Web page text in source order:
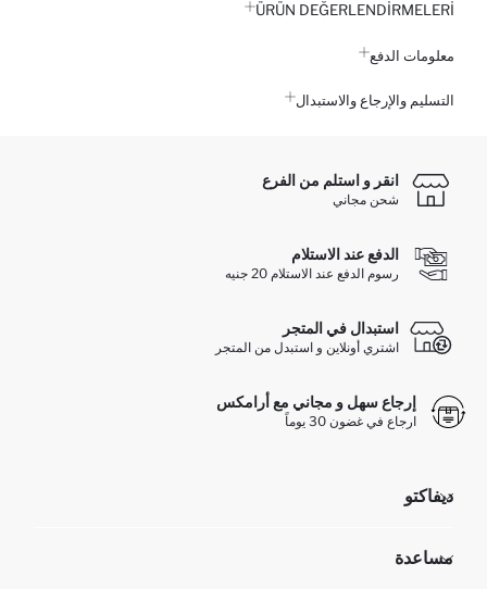
ÜRÜN DEĞERLENDİRMELERİ
معلومات الدفع
التسليم والإرجاع والاستبدال
انقر و استلم من الفرع
شحن مجاني
الدفع عند الاستلام
رسوم الدفع عند الاستلام 20 جنيه
استبدال في المتجر
اشتري أونلاين و استبدل من المتجر
إرجاع سهل و مجاني مع أرامكس
ارجاع في غضون 30 يوماً
ديفاكتو
تعرف علينا
مساعدة